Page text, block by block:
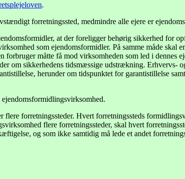
.
forretningssted, medmindre alle ejere er
at der foreligger behørig sikkerhed for
som ejendomsformidler. På samme måde skal
forbruger måtte få mod virksomheden som led i dennes
om sikkerhedens tidsmæssige udstrækning. Erhvervs-
herunder om tidspunktet for garantistillelse
forretningssteder. Hvert forretningssteds
flere forretningssteder, skal hvert
og som ikke samtidig må lede et andet